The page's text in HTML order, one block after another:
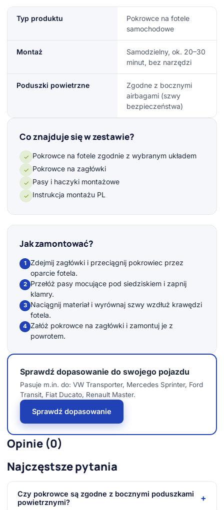
Typ produktu
Pokrowce na fotele
samochodowe
Montaż
Samodzielny, ok. 20–30
minut, bez narzędzi
Poduszki powietrzne
Zgodne z bocznymi
airbagami (szwy
bezpieczeństwa)
Co znajduje się w zestawie?
✓ Pokrowce na fotele zgodnie z wybranym układem
✓ Pokrowce na zagłówki
✓ Pasy i haczyki montażowe
✓ Instrukcja montażu PL
Jak zamontować?
1
Zdejmij zagłówki i przeciągnij pokrowiec przez
oparcie fotela.
2
Przełóż pasy mocujące pod siedziskiem i zapnij
klamry.
3
Naciągnij materiał i wyrównaj szwy wzdłuż krawędzi
fotela.
4 Załóż pokrowce na zagłówki i zamontuj je z
powrotem.
Sprawdź dopasowanie do swojego pojazdu
Pasuje m.in. do: VW Transporter, Mercedes Sprinter, Ford
Transit, Fiat Ducato, Renault Master.
Sprawdź dopasowanie
Opinie (0)
Najczęstsze pytania
Czy pokrowce są zgodne z bocznymi poduszkami
powietrznymi?
+